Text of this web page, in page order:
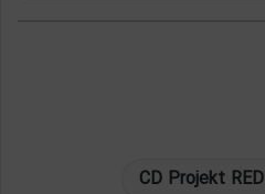
CD Projekt RED